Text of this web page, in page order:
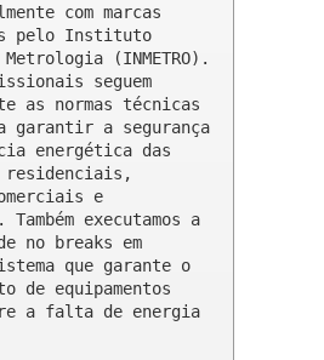
com marcas
pelo Instituto
(INMETRO).
seguem
as normas técnicas
garantir a segurança
energética das
residenciais,
e
executamos a
no breaks em
que garante o
de equipamentos
a falta de energia